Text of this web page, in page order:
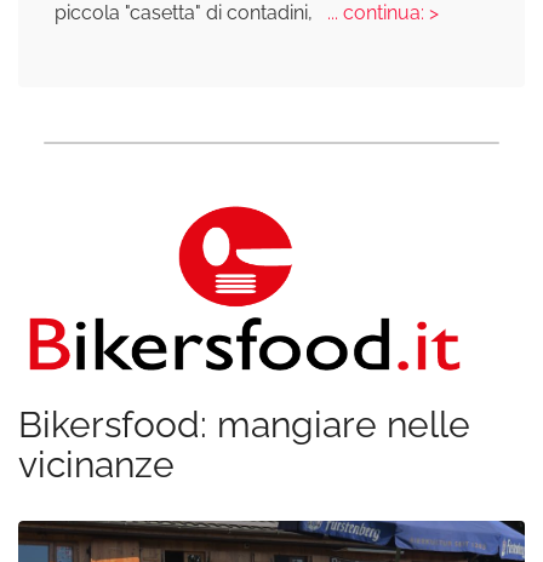
piccola "casetta" di contadini,
... continua: >
Bikersfood: mangiare nelle
vicinanze